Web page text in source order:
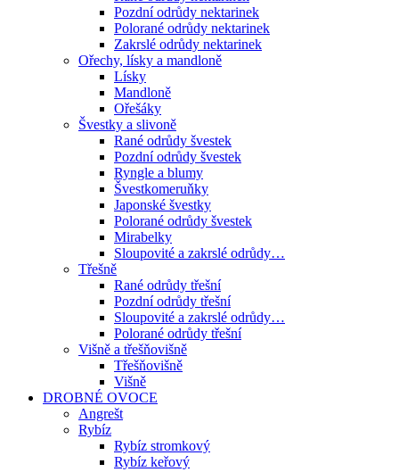
Pozdní odrůdy nektarinek
Polorané odrůdy nektarinek
Zakrslé odrůdy nektarinek
Ořechy, lísky a mandloně
Lísky
Mandloně
Ořešáky
Švestky a slivoně
Rané odrůdy švestek
Pozdní odrůdy švestek
Ryngle a blumy
Švestkomeruňky
Japonské švestky
Polorané odrůdy švestek
Mirabelky
Sloupovité a zakrslé odrůdy…
Třešně
Rané odrůdy třešní
Pozdní odrůdy třešní
Sloupovité a zakrslé odrůdy…
Polorané odrůdy třešní
Višně a třešňovišně
Třešňovišně
Višně
DROBNÉ OVOCE
Angrešt
Rybíz
Rybíz stromkový
Rybíz keřový